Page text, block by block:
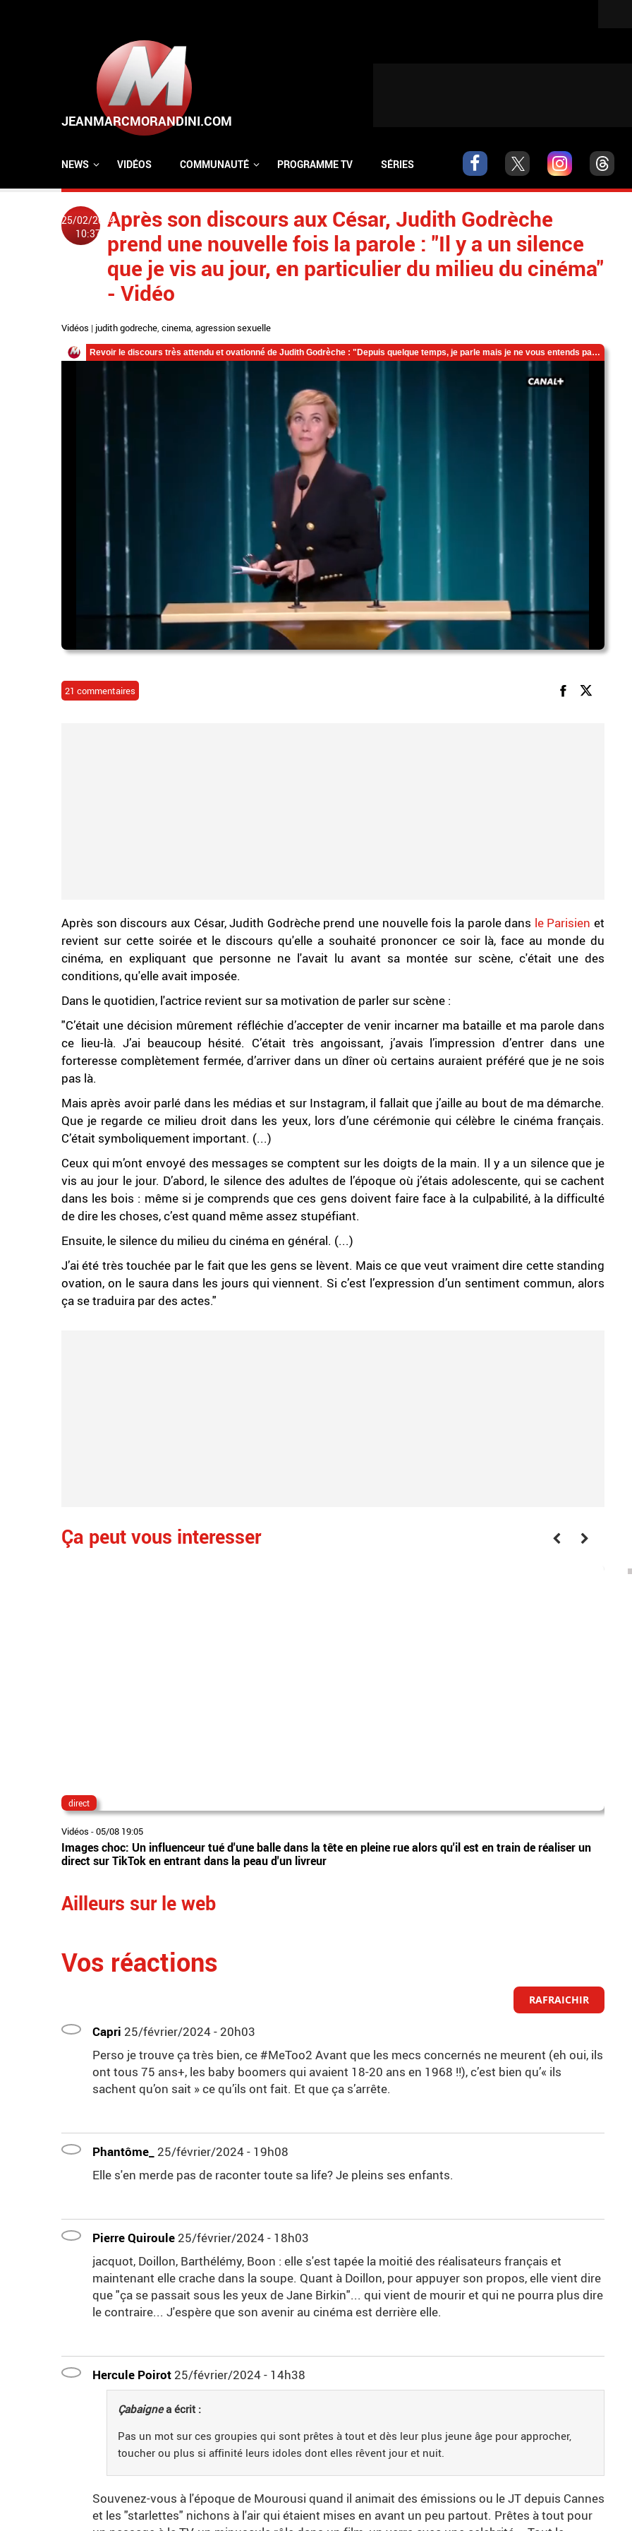
NEWS VIDÉOS COMMUNAUTÉ PROGRAMME TV SÉRIES
25/02/2024
10:37
Après son discours aux César, Judith Godrèche
prend une nouvelle fois la parole : "Il y a un silence
que je vis au jour, en particulier du milieu du cinéma"
- Vidéo
Vidéos | judith godreche, cinema, agression sexuelle
21 commentaires
Après son discours aux César, Judith Godrèche prend une nouvelle fois la parole dans le Parisien et
revient sur cette soirée et le discours qu'elle a souhaité prononcer ce soir là, face au monde du
cinéma, en expliquant que personne ne l'avait lu avant sa montée sur scène, c'était une des
conditions, qu'elle avait imposée.
Dans le quotidien, l'actrice revient sur sa motivation de parler sur scène :
"C’était une décision mûrement réfléchie d’accepter de venir incarner ma bataille et ma parole dans
ce lieu-là. J’ai beaucoup hésité. C’était très angoissant, j’avais l’impression d’entrer dans une
forteresse complètement fermée, d’arriver dans un dîner où certains auraient préféré que je ne sois
pas là.
Mais après avoir parlé dans les médias et sur Instagram, il fallait que j’aille au bout de ma démarche.
Que je regarde ce milieu droit dans les yeux, lors d’une cérémonie qui célèbre le cinéma français.
C’était symboliquement important. (...)
Ceux qui m’ont envoyé des messages se comptent sur les doigts de la main. Il y a un silence que je
vis au jour le jour. D’abord, le silence des adultes de l’époque où j’étais adolescente, qui se cachent
dans les bois : même si je comprends que ces gens doivent faire face à la culpabilité, à la difficulté
de dire les choses, c’est quand même assez stupéfiant.
Ensuite, le silence du milieu du cinéma en général. (...)
J’ai été très touchée par le fait que les gens se lèvent. Mais ce que veut vraiment dire cette standing
ovation, on le saura dans les jours qui viennent. Si c’est l’expression d’un sentiment commun, alors
ça se traduira par des actes."
Ça peut vous interesser
direct
Vidéos -05/08 19:05
Images choc: Un influenceur tué d'une balle dans la tête en pleine rue alors qu'il est en train de réaliser un
direct sur TikTok en entrant dans la peau d'un livreur
Ailleurs sur le web
Vos réactions
RAFRAICHIR
Capri 25/février/2024 - 20h03
Perso je trouve ça très bien, ce #MeToo2 Avant que les mecs concernés ne meurent (eh oui, ils
ont tous 75 ans+, les baby boomers qui avaient 18-20 ans en 1968 !!), c’est bien qu’« ils
sachent qu’on sait » ce qu’ils ont fait. Et que ça s’arrête.
Phantôme_ 25/février/2024 - 19h08
Elle s'en merde pas de raconter toute sa life? Je pleins ses enfants.
Pierre Quiroule 25/février/2024 - 18h03
jacquot, Doillon, Barthélémy, Boon : elle s'est tapée la moitié des réalisateurs français et
maintenant elle crache dans la soupe. Quant à Doillon, pour appuyer son propos, elle vient dire
que "ça se passait sous les yeux de Jane Birkin"... qui vient de mourir et qui ne pourra plus dire
le contraire... J'espère que son avenir au cinéma est derrière elle.
Hercule Poirot 25/février/2024 - 14h38
Çabaignea écrit :
Pas un mot sur ces groupies qui sont prêtes à tout et dès leur plus jeune âge pour approcher,
toucher ou plus si affinité leurs idoles dont elles rêvent jour et nuit.
Souvenez-vous à l'époque de Mourousi quand il animait des émissions ou le JT depuis Cannes
et les "starlettes" nichons à l'air qui étaient mises en avant un peu partout. Prêtes à tout pour